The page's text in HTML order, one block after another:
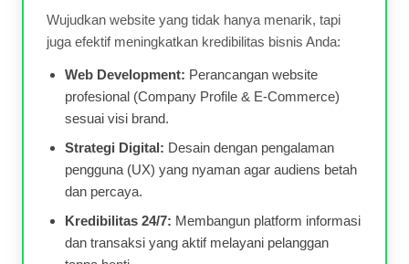
Wujudkan website yang tidak hanya menarik, tapi
juga efektif meningkatkan kredibilitas bisnis Anda:
Web Development: Perancangan website
profesional (Company Profile & E-Commerce)
sesuai visi brand.
Strategi Digital: Desain dengan pengalaman
pengguna (UX) yang nyaman agar audiens betah
dan percaya.
Kredibilitas 24/7: Membangun platform informasi
dan transaksi yang aktif melayani pelanggan